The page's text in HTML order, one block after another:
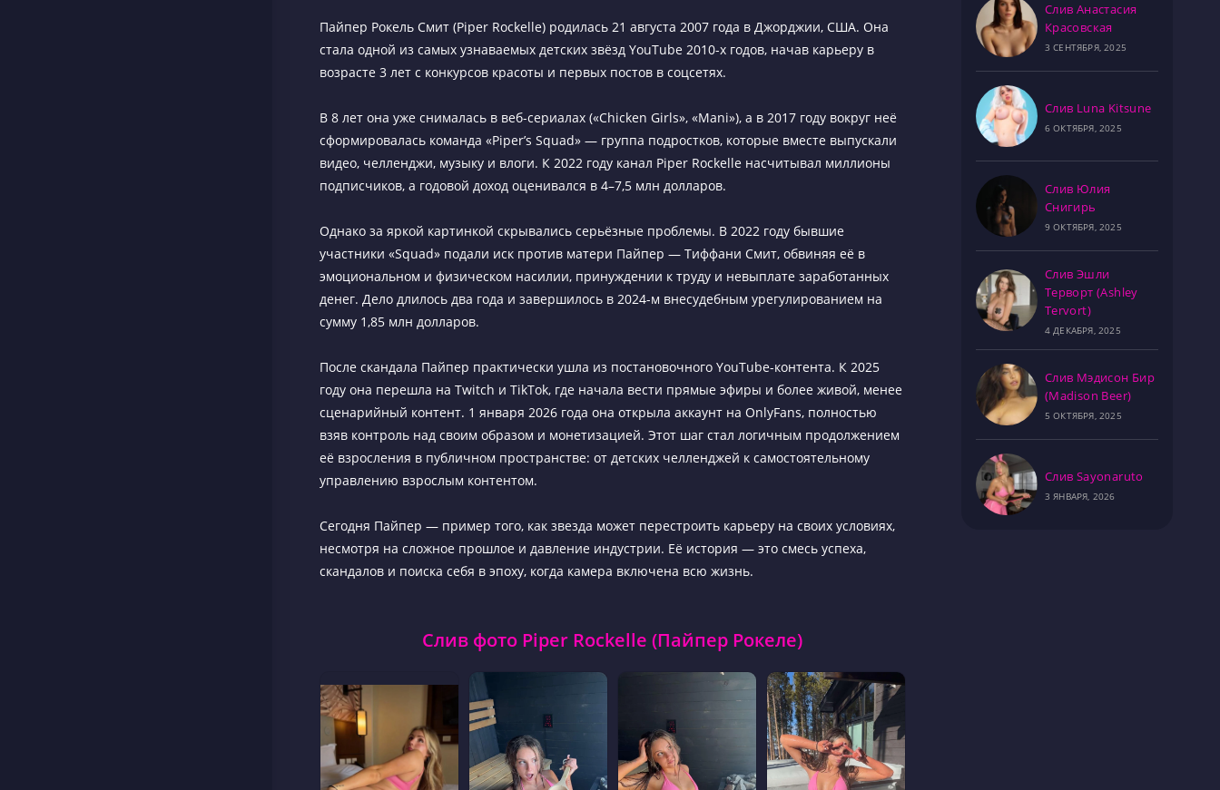
Пайпер Рокель Смит (Piper Rockelle) родилась 21 августа 2007 года в Джорджии, США. Она
стала одной из самых узнаваемых детских звёзд YouTube 2010-х годов, начав карьеру в
возрасте 3 лет с конкурсов красоты и первых постов в соцсетях.
В 8 лет она уже снималась в веб-сериалах («Chicken Girls», «Mani»), а в 2017 году вокруг неё
сформировалась команда «Piper’s Squad» — группа подростков, которые вместе выпускали
видео, челленджи, музыку и влоги. К 2022 году канал Piper Rockelle насчитывал миллионы
подписчиков, а годовой доход оценивался в 4–7,5 млн долларов.
Однако за яркой картинкой скрывались серьёзные проблемы. В 2022 году бывшие
участники «Squad» подали иск против матери Пайпер — Тиффани Смит, обвиняя её в
эмоциональном и физическом насилии, принуждении к труду и невыплате заработанных
денег. Дело длилось два года и завершилось в 2024-м внесудебным урегулированием на
сумму 1,85 млн долларов.
После скандала Пайпер практически ушла из постановочного YouTube-контента. К 2025
году она перешла на Twitch и TikTok, где начала вести прямые эфиры и более живой, менее
сценарийный контент. 1 января 2026 года она открыла аккаунт на OnlyFans, полностью
взяв контроль над своим образом и монетизацией. Этот шаг стал логичным продолжением
её взросления в публичном пространстве: от детских челленджей к самостоятельному
управлению взрослым контентом.
Сегодня Пайпер — пример того, как звезда может перестроить карьеру на своих условиях,
несмотря на сложное прошлое и давление индустрии. Её история — это смесь успеха,
скандалов и поиска себя в эпоху, когда камера включена всю жизнь.
Слив фото Piper Rockelle (Пайпер Рокеле)
Слив Анастасия
Красовская
3 СЕНТЯБРЯ, 2025
Слив Luna Kitsune
6 ОКТЯБРЯ, 2025
Слив Юлия
Снигирь
9 ОКТЯБРЯ, 2025
Слив Эшли
Терворт (Ashley
Tervort)
4 ДЕКАБРЯ, 2025
Слив Мэдисон Бир
(Madison Beer)
5 ОКТЯБРЯ, 2025
Слив Sayonaruto
3 ЯНВАРЯ, 2026